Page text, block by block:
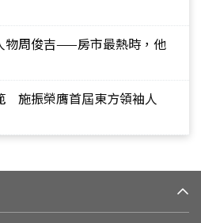
物周俊吉——房市最熱時，他
施振榮膺首屆東方領袖人